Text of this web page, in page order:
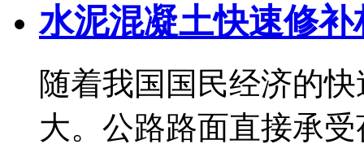
水泥混凝土快速修
随着我国国民经济的
大。公路路面直接承